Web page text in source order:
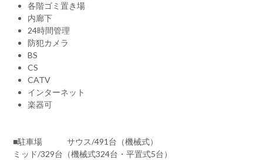
各階ゴミ置き場
内廊下
24時間管理
防犯カメラ
BS
CS
CATV
インターネット
楽器可
■駐車場 サウス/491台（機械式）
ミッド/329台（機械式324台・平置式5台）